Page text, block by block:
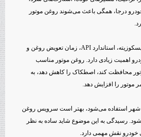
درجا، همگی باعث می‌شوند روغن موتور
در چنین شرایطی، توجه به ویسکوزیته، استاندارد API، زمان تعویض روغن و
اهمیت زیادی دارد. روغن موتور مناسب
محافظت کند، اصطکاک را کاهش دهد، به
را افزایش دهد.
شهر استفاده می‌شود، بهتر است سرویس روغن
رسیدگی به این موضوع شاید ساده به نظر
خودرو نقش مهمی دارد.